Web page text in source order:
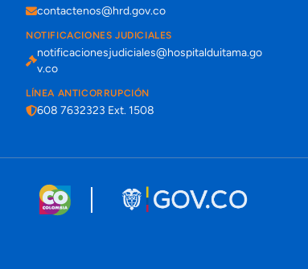
contactenos@hrd.gov.co
NOTIFICACIONES JUDICIALES
notificacionesjudiciales@hospitalduitama.go
v.co
LÍNEA ANTICORRUPCIÓN
608 7632323 Ext. 1508